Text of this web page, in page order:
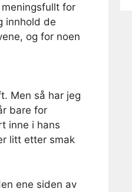
for
innhold de
og for noen
Men så har jeg
bare for
inne i hans
litt etter smak
ene siden av